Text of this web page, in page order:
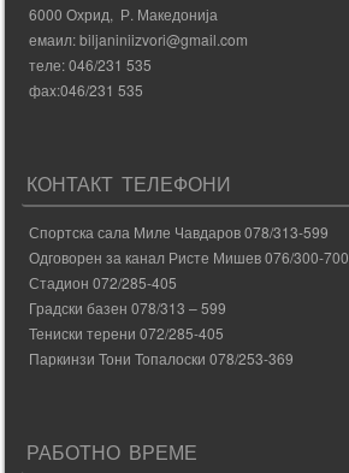
6000 Охрид, Р. Македонија
емаил: biljaniniizvori@gmail.com
теле: 046/231 535
фаx:046/231 535
КОНТАКТ ТЕЛЕФОНИ
Спортска сала Миле Чавдаров 078/313-599
Одговорен за канал Ристе Мишев 076/300-700
Стадион 072/285-405
Градски базен 078/313 – 599
Тениски терени 072/285-405
Паркинзи Тони Топалоски 078/253-369
РАБОТНО ВРЕМЕ